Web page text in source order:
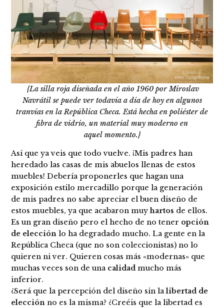
{La silla roja diseñada en el año 1960 por Miroslav
Navrátil se puede ver todavía a día de hoy en algunos
tranvías en la República Checa. Está hecha en poliéster de
fibra de vidrio, un material muy moderno en
aquel momento.}
Así que ya veis que todo vuelve. ¡Mis padres han
heredado las casas de mis abuelos llenas de estos
muebles! Debería proponerles que hagan una
exposición estilo mercadillo porque la generación
de mis padres no sabe apreciar el buen diseño de
estos muebles, ya que acabaron muyhartos de ellos.
Es un gran diseño pero el hecho de no tener opción
de elección lo ha degradado mucho. La gente en la
República Checa (que no son coleccionistas) no lo
quieren ni ver. Quieren cosas más «modernas» que
muchas veces son de una calidad mucho más
inferior.
¿Será que la percepción del diseño sin lalibertad de
elección no es la misma? ¿Creéis que la libertad es